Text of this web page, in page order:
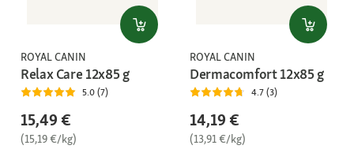
ROYAL CANIN
Relax Care 12x85 g
5.0 (7)
15,49 €
(15,19 €/kg)
ROYAL CANIN
Dermacomfort 12x85 g
4.7 (3)
14,19 €
(13,91 €/kg)